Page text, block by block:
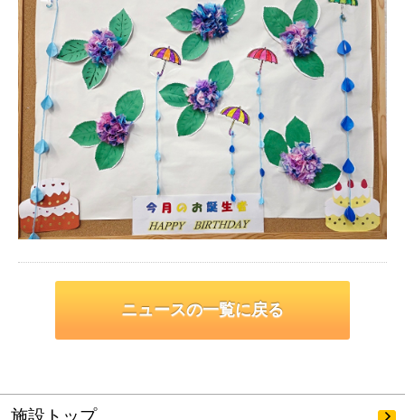
ニュースの一覧に戻る
施設トップ